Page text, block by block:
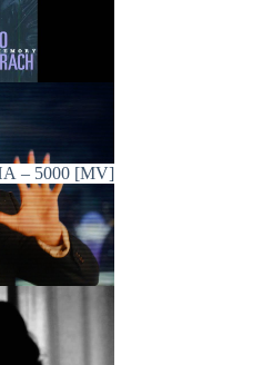
– 5000 [MV]